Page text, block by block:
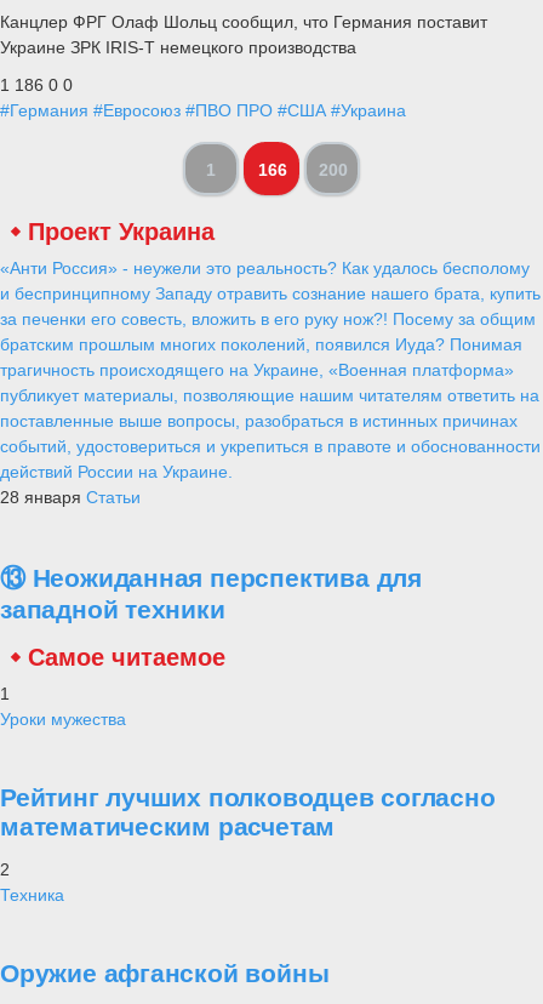
Канцлер ФРГ Олаф Шольц сообщил, что Германия поставит
Украине ЗРК IRIS-T немецкого производства
1 186 0 0
#Германия #Евросоюз #ПВО ПРО #США #Украина
1 166 200
Проект Украина
«Анти Россия» - неужели это реальность? Как удалось бесполому
и беспринципному Западу отравить сознание нашего брата, купить
за печенки его совесть, вложить в его руку нож?! Посему за общим
братским прошлым многих поколений, появился Иуда? Понимая
трагичность происходящего на Украине, «Военная платформа»
публикует материалы, позволяющие нашим читателям ответить на
поставленные выше вопросы, разобраться в истинных причинах
событий, удостовериться и укрепиться в правоте и обоснованности
действий России на Украине.
28 января Статьи
⑬ Неожиданная перспектива для
западной техники
Самое читаемое
1
Уроки мужества
Рейтинг лучших полководцев согласно
математическим расчетам
2
Техника
Оружие афганской войны